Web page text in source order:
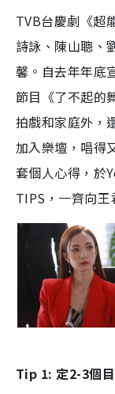
TVB台慶劇《超
詩詠、陳山聰、
馨。自去年年底
節目《了不起的
拍戲和家庭外，
加入樂壇，唱得
套個人心得，於
TIPS，一齊向王
Tip 1: 定2-3個目